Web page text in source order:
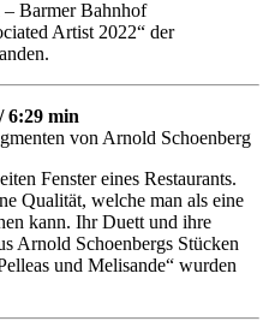
Barmer Bahnhof
Artist 2022“ der
6:29 min
von Arnold Schoenberg
Fenster eines Restaurants.
Qualität, welche man als eine
kann. Ihr Duett und ihre
Arnold Schoenbergs Stücken
und Melisande“ wurden